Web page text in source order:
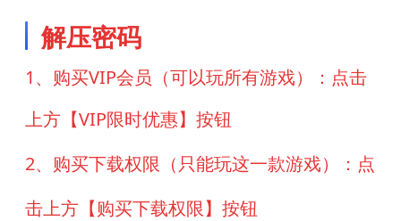
解压密码
1、购买VIP会员（可以玩所有游戏）：点击
上方【VIP限时优惠】按钮
2、购买下载权限（只能玩这一款游戏）：点
击上方【购买下载权限】按钮